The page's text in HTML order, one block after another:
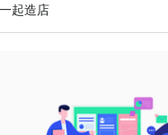
起造店